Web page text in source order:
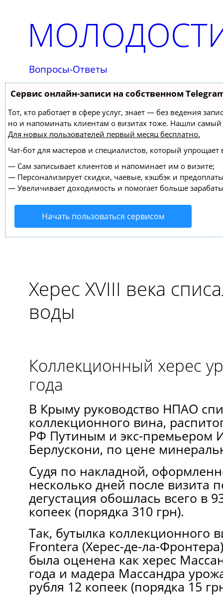
Вопросы-Ответы
Сервис онлайн-записи на собственном
Тот, кто работает в сфере услуг, знает — без ведения
но и напоминать клиентам о визитах тоже. Нашли
Для новых пользователей первый месяц бесплатно.
Чат-бот для мастеров и специалистов, который упрощает
— Сам записывает клиентов и напоминает им о визите;
— Персонализирует скидки, чаевые, кэшбэк и
— Увеличивает доходимость и помогает больше
Начать пользоваться сервисом
Херес XVIII века
воды
Коллекционный херес
года
В Крыму руководство НПАО
коллекционного вина,
РФ Путиным и экс-премьером
Берлускони, по цене
Судя по накладной,
несколько дней после визита
дегустация обошлась всего в
копеек (порядка 310 грн).
Так, бутылка коллекционного
Frontera (Херес-де-ла-
была оценена как херес
года и мадера Массандра
рубля 12 копеек (порядка 15